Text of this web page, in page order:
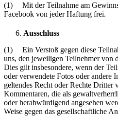
(1) Mit der Teilnahme am
Facebook von jeder Haftung frei.
Ausschluss
(1) Ein Verstoß gegen diese
uns, den jeweiligen Teilnehmer von
Dies gilt insbesondere, wenn der
oder verwendete Fotos oder andere
geltendes Recht oder Rechte Dritter
Kommentaren, die als
oder herabwürdigend angesehen
Weise gegen das gesellschaftliche